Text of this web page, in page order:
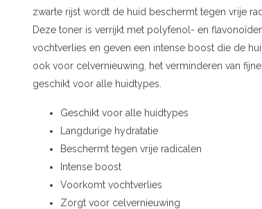
zwarte rijst wordt de huid beschermt tegen vrije
Deze toner is verrijkt met polyfenol- en
vochtverlies en geven een intense boost die de
ook voor celvernieuwing, het verminderen van
geschikt voor alle huidtypes.
Geschikt voor alle huidtypes
Langdurige hydratatie
Beschermt tegen vrije radicalen
Intense boost
Voorkomt vochtverlies
Zorgt voor celvernieuwing